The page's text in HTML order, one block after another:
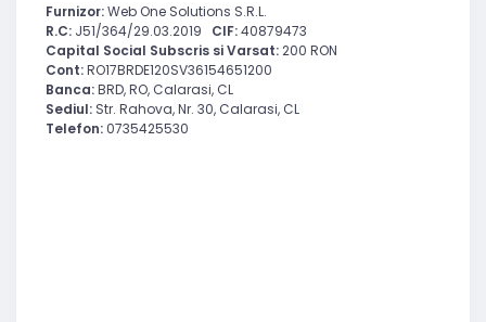
Furnizor:Web One Solutions S.R.L.
R.C: J51/364/29.03.2019 CIF:40879473
Capital Social Subscris si Varsat:200 RON
Cont:RO17BRDE120SV36154651200
Banca:BRD, RO, Calarasi, CL
Sediul: Str. Rahova, Nr. 30, Calarasi, CL
Telefon: 0735425530